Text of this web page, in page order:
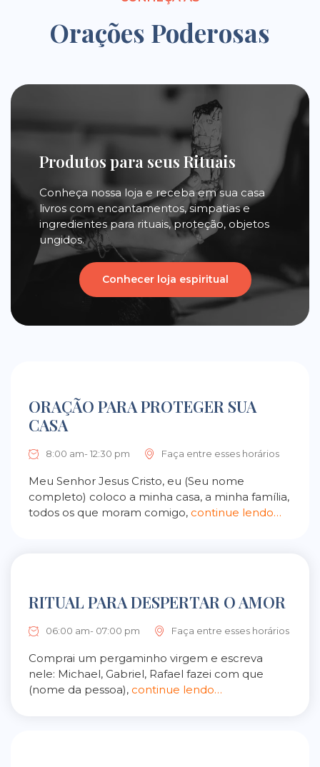
Orações Poderosas
Produtos para seus Rituais
Conheça nossa loja e receba em sua casa
livros com encantamentos, simpatias e
ingredientes para rituais, proteção, objetos
ungidos.
Conhecer loja espiritual
ORAÇÃO PARA PROTEGER SUA
CASA
8:00 am- 12:30 pm Faça entre esses horários
Meu Senhor Jesus Cristo, eu (Seu nome
completo) coloco a minha casa, a minha família,
todos os que moram comigo, continue lendo…
RITUAL PARA DESPERTAR O AMOR
06:00 am- 07:00 pm Faça entre esses horários
Comprai um pergaminho virgem e escreva
nele: Michael, Gabriel, Rafael fazei com que
(nome da pessoa), continue lendo…